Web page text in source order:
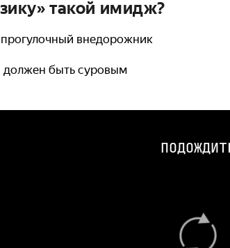
такой имидж?
внедорожник
быть суровым